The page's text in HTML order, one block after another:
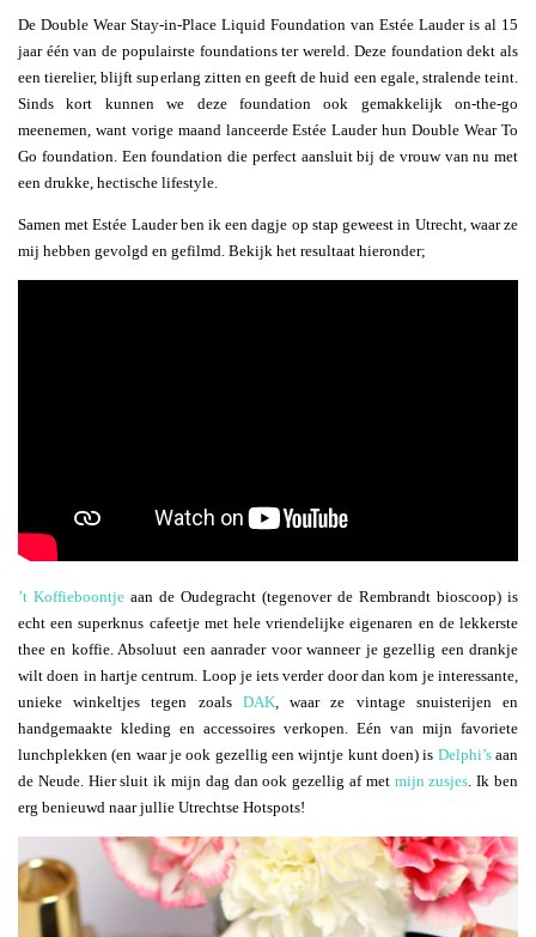
De Double Wear Stay-in-Place Liquid Foundation van Estée Lauder is al 15
jaar één van de populairste foundations ter wereld. Deze foundation dekt als
een tierelier, blijft superlang zitten en geeft de huid een egale, stralende teint.
Sinds kort kunnen we deze foundation ook gemakkelijk on-the-go
meenemen, want vorige maand lanceerde Estée Lauder hun Double Wear To
Go foundation. Een foundation die perfect aansluit bij de vrouw van nu met
een drukke, hectische lifestyle.
Samen met Estée Lauder ben ik een dagje op stap geweest in Utrecht, waar ze
mij hebben gevolgd en gefilmd. Bekijk het resultaat hieronder;
’t Koffieboontje aan de Oudegracht (tegenover de Rembrandt bioscoop) is
echt een superknus cafeetje met hele vriendelijke eigenaren en de lekkerste
thee en koffie. Absoluut een aanrader voor wanneer je gezellig een drankje
wilt doen in hartje centrum. Loop je iets verder door dan kom je interessante,
unieke winkeltjes tegen zoals DAK, waar ze vintage snuisterijen en
handgemaakte kleding en accessoires verkopen. Eén van mijn favoriete
lunchplekken (en waar je ook gezellig een wijntje kunt doen) is Delphi’saan
de Neude. Hier sluit ik mijn dag dan ook gezellig af met mijn zusjes. Ik ben
erg benieuwd naar jullie Utrechtse Hotspots!